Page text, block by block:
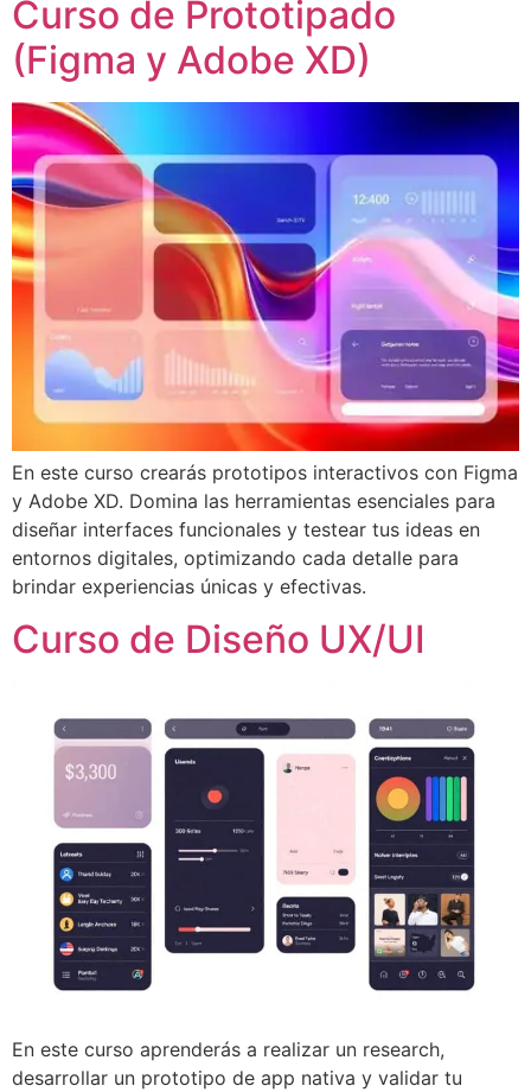
Curso de Prototipado
(Figma y Adobe XD)
En este curso crearás prototipos interactivos con Figma
y Adobe XD. Domina las herramientas esenciales para
diseñar interfaces funcionales y testear tus ideas en
entornos digitales, optimizando cada detalle para
brindar experiencias únicas y efectivas.
Curso de Diseño UX/UI
En este curso aprenderás a realizar un research,
desarrollar un prototipo de app nativa y validar tu